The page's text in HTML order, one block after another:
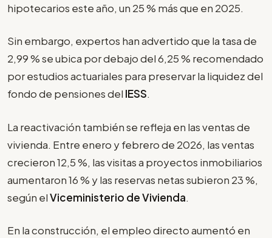
hipotecarios este año, un 25 % más que en 2025.
Sin embargo, expertos han advertido que la tasa de
2,99 % se ubica por debajo del 6,25 % recomendado
por estudios actuariales para preservar la liquidez del
fondo de pensiones del IESS.
La reactivación también se refleja en las ventas de
vivienda. Entre enero y febrero de 2026, las ventas
crecieron 12,5 %, las visitas a proyectos inmobiliarios
aumentaron 16 % y las reservas netas subieron 23 %,
según elViceministerio de Vivienda.
En la construcción, el empleo directo aumentó en